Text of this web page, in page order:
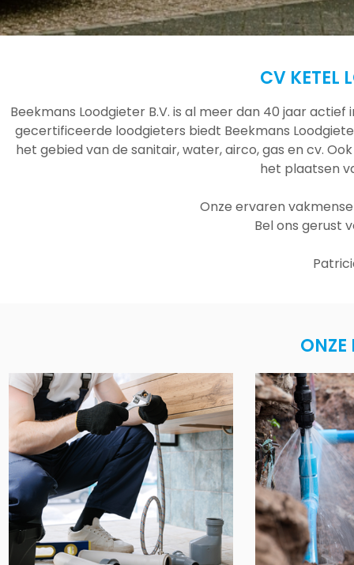
CV KETEL
Beekmans Loodgieter B.V. is al meer dan 40 jaar
gecertificeerde loodgieters biedt Beekmans
het gebied van de sanitair, water, airco, gas en cv.
het plaatsen
Onze ervaren
Bel ons gerust
ONZE